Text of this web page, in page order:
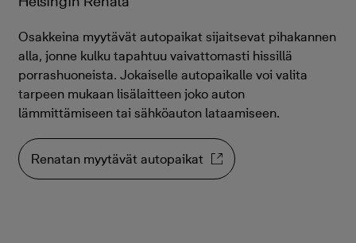
Osakkeina myytävät autopaikat sijaitsevat pihakannen
alla, jonne kulku tapahtuu vaivattomasti hissillä
porrashuoneista. Jokaiselle autopaikalle voi valita
tarpeen mukaan lisälaitteen joko auton
lämmittämiseen tai sähköauton lataamiseen.
Renatan myytävät autopaikat